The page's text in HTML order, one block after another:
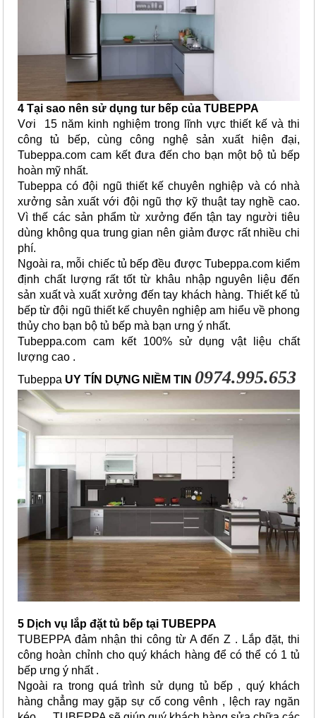
4 Tại sao nên sử dụng tur bếp của TUBEPPA
Vơi
15 năm kinh nghiệm trong lĩnh vực thiết kế và thi
công tủ bếp, cùng công nghệ sản xuất hiện đại,
Tubeppa.com cam kết đưa đến cho bạn một bộ tủ bếp
hoàn mỹ nhất.
Tubeppa có đội ngũ thiết kế chuyên nghiệp và có nhà
xưởng sản xuất với đội ngũ thợ kỹ thuật tay nghề cao.
Vì thế các sản phẩm từ xưởng đến tận tay người tiêu
dùng không qua trung gian nên giảm được rất nhiều chi
phí.
Ngoài ra, mỗi chiếc tủ bếp đều được Tubeppa.com kiểm
định chất lượng rất tốt từ khâu nhập nguyên liệu đến
sản xuất và xuất xưởng đến tay khách hàng. Thiết kế tủ
bếp từ đội ngũ thiết kế chuyên nghiệp am hiểu về phong
thủy cho bạn bộ tủ bếp mà bạn ưng ý nhất.
Tubeppa.com cam kết 100% sử dụng vật liệu chất
lượng cao .
Tubeppa UY TÍN DỰNG NIỀM TIN 0974.995.653
5 Dịch vụ lắp đặt tủ bếp tại TUBEPPA
TUBEPPA đảm nhận thi công từ A đến Z . Lắp đặt, thi
công hoàn chỉnh cho quý khách hàng để có thể có 1 tủ
bếp ưng ý nhất .
Ngoài ra trong quá trình sử dụng tủ bếp , quý khách
hàng chẳng may gặp sự cố cong vênh , lệch ray ngăn